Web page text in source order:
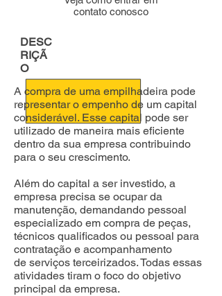
contato conosco
DESC
RIÇÃ
O
A compra de uma empilhadeira pode
representar o empenho de um capital
considerável. Esse capital pode ser
utilizado de maneira mais eficiente
dentro da sua empresa contribuindo
para o seu crescimento.
Além do capital a ser investido, a
empresa precisa se ocupar da
manutenção, demandando pessoal
especializado em compra de peças,
técnicos qualificados ou pessoal para
contratação e acompanhamento
de serviços terceirizados. Todas essas
atividades tiram o foco do objetivo
principal da empresa.